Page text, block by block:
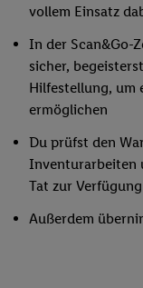
vollem Einsatz
In der Scan&Go-
sicher,
Hilfestellung, um
ermöglichen
Du prüfst den
Inventurarbeiten
Tat zur Verfügung
Außerdem